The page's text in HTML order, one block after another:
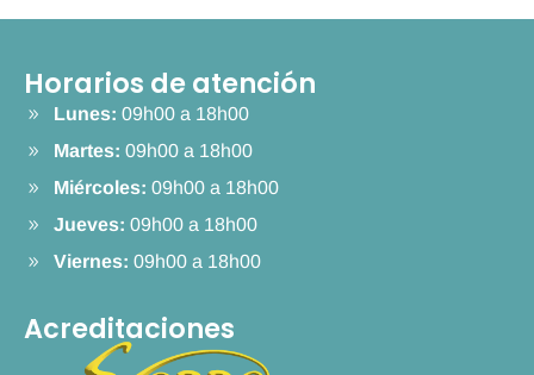
Horarios de atención
Lunes: 09h00 a 18h00
Martes: 09h00 a 18h00
Miércoles: 09h00 a 18h00
Jueves: 09h00 a 18h00
Viernes: 09h00 a 18h00
Acreditaciones